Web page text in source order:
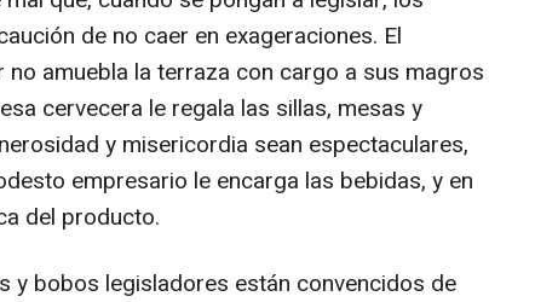
de no caer en exageraciones. El
amuebla la terraza con cargo a sus magros
cervecera le regala las sillas, mesas y
y misericordia sean espectaculares,
empresario le encarga las bebidas, y en
del producto.
y bobos legisladores están convencidos de